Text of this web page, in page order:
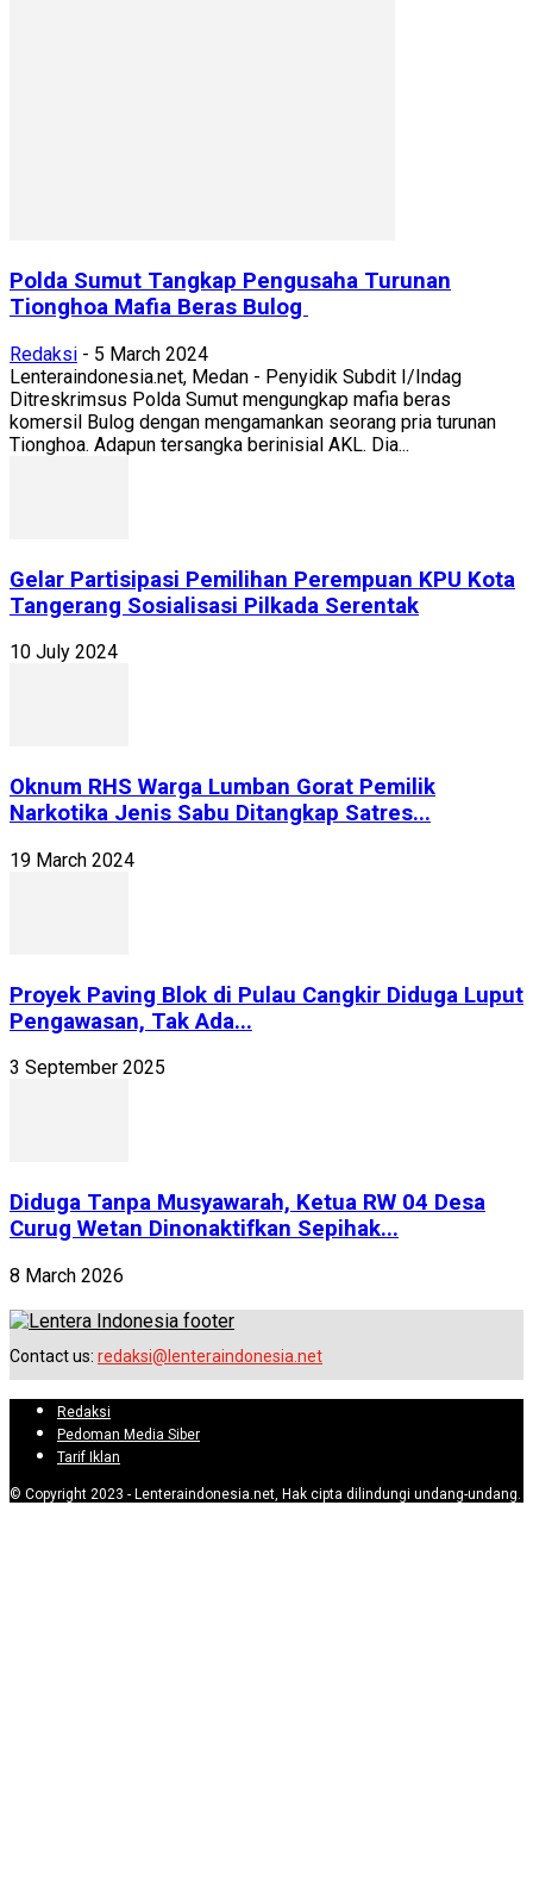
Polda Sumut Tangkap Pengusaha Turunan
Tionghoa Mafia Beras Bulog
Redaksi - 5 March 2024
Lenteraindonesia.net, Medan - Penyidik Subdit I/Indag
Ditreskrimsus Polda Sumut mengungkap mafia beras
komersil Bulog dengan mengamankan seorang pria turunan
Tionghoa. Adapun tersangka berinisial AKL. Dia...
Gelar Partisipasi Pemilihan Perempuan KPU Kota
Tangerang Sosialisasi Pilkada Serentak
10 July 2024
Oknum RHS Warga Lumban Gorat Pemilik
Narkotika Jenis Sabu Ditangkap Satres...
19 March 2024
Proyek Paving Blok di Pulau Cangkir Diduga Luput
Pengawasan, Tak Ada...
3 September 2025
Diduga Tanpa Musyawarah, Ketua RW 04 Desa
Curug Wetan Dinonaktifkan Sepihak...
8 March 2026
Contact us: redaksi@lenteraindonesia.net
Redaksi
Pedoman Media Siber
Tarif Iklan
© Copyright 2023 - Lenteraindonesia.net, Hak cipta dilindungi undang-undang.